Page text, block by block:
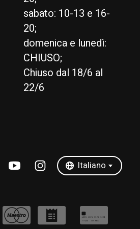
sabato: 10-13 e 16-
20;
domenica e lunedì:
CHIUSO;
Chiuso dal 18/6 al
22/6
Italiano